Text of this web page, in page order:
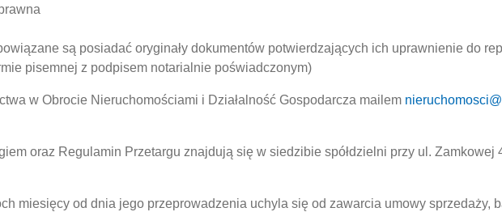
są posiadać oryginały dokumentów potwierdzających ich uprawnienie do
pisemnej z podpisem notarialnie poświadczonym)
w Obrocie Nieruchomościami i Działalność Gospodarcza mailem
oraz Regulamin Przetargu znajdują się w siedzibie spółdzielni przy ul. Zamkowej
miesięcy od dnia jego przeprowadzenia uchyla się od zawarcia umowy sprzedaży,